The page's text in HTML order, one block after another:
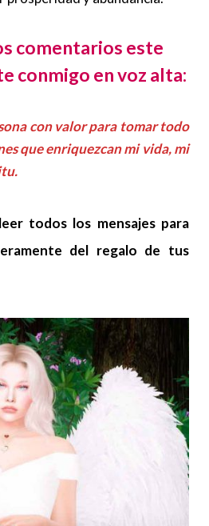
comentarios este
conmigo en voz alta:
con valor para tomar todo
que enriquezcan mi vida, mi
todos los mensajes para
del regalo de tus